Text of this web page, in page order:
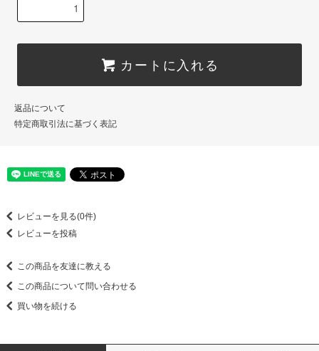
カートに入れる
返品について
特定商取引法に基づく表記
レビューを見る(0件)
レビューを投稿
この商品を友達に教える
この商品について問い合わせる
買い物を続ける